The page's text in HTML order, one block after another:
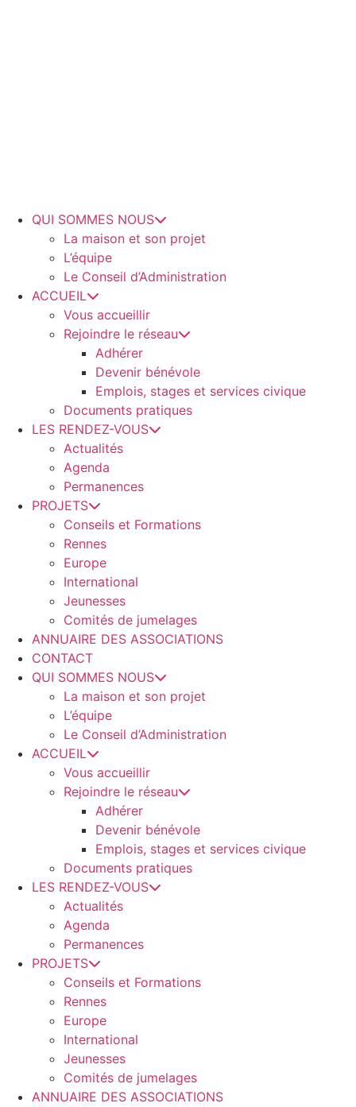
QUI SOMMES NOUS
La maison et son projet
L’équipe
Le Conseil d’Administration
ACCUEIL
Vous accueillir
Rejoindre le réseau
Adhérer
Devenir bénévole
Emplois, stages et services civique
Documents pratiques
LES RENDEZ-VOUS
Actualités
Agenda
Permanences
PROJETS
Conseils et Formations
Rennes
Europe
International
Jeunesses
Comités de jumelages
ANNUAIRE DES ASSOCIATIONS
CONTACT
QUI SOMMES NOUS
La maison et son projet
L’équipe
Le Conseil d’Administration
ACCUEIL
Vous accueillir
Rejoindre le réseau
Adhérer
Devenir bénévole
Emplois, stages et services civique
Documents pratiques
LES RENDEZ-VOUS
Actualités
Agenda
Permanences
PROJETS
Conseils et Formations
Rennes
Europe
International
Jeunesses
Comités de jumelages
ANNUAIRE DES ASSOCIATIONS